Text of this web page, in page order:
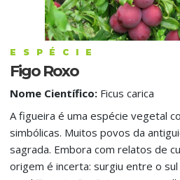
ESPÉCIE
Figo Roxo
Nome Científico: Ficus carica
A figueira é uma espécie vegetal
simbólicas. Muitos povos da
sagrada. Embora com relatos de
origem é incerta: surgiu entre o sul